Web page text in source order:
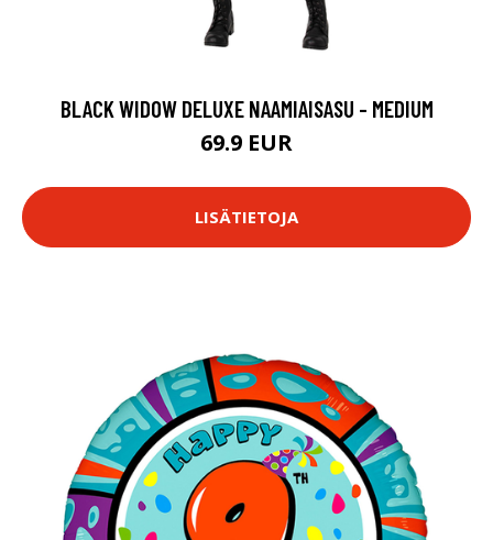
BLACK WIDOW DELUXE NAAMIAISASU - MEDIUM
69.9 EUR
LISÄTIETOJA